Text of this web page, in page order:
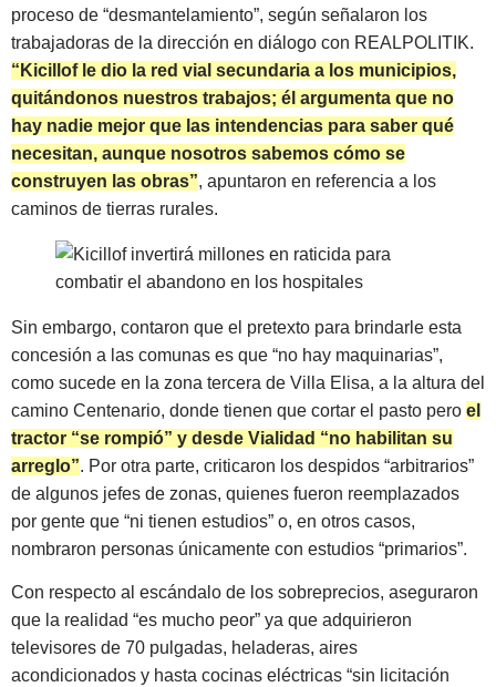
proceso de “desmantelamiento”, según señalaron los
trabajadoras de la dirección en diálogo con REALPOLITIK.
“Kicillof le dio la red vial secundaria a los municipios,
quitándonos nuestros trabajos; él argumenta que no
hay nadie mejor que las intendencias para saber qué
necesitan, aunque nosotros sabemos cómo se
construyen las obras”, apuntaron en referencia a los
caminos de tierras rurales.
Sin embargo, contaron que el pretexto para brindarle esta
concesión a las comunas es que “no hay maquinarias”,
como sucede en la zona tercera de Villa Elisa, a la altura del
camino Centenario, donde tienen que cortar el pasto pero el
tractor “se rompió” y desde Vialidad “no habilitan su
arreglo”. Por otra parte, criticaron los despidos “arbitrarios”
de algunos jefes de zonas, quienes fueron reemplazados
por gente que “ni tienen estudios” o, en otros casos,
nombraron personas únicamente con estudios “primarios”.
Con respecto al escándalo de los sobreprecios, aseguraron
que la realidad “es mucho peor” ya que adquirieron
televisores de 70 pulgadas, heladeras, aires
acondicionados y hasta cocinas eléctricas “sin licitación